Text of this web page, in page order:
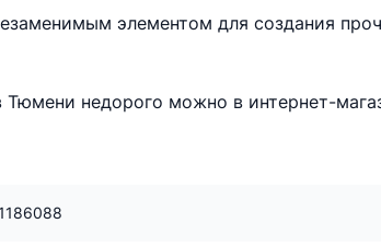
элементом для создания
недорого можно в интернет-